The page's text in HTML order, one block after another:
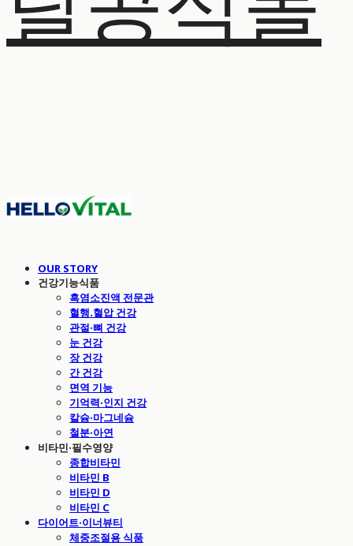
OUR STORY
건강기능식품
흑염소진액 전문관
혈행.혈압 건강
관절·뼈 건강
눈 건강
장 건강
간 건강
면역 기능
기억력·인지 건강
칼슘·마그네슘
철분·아연
비타민·필수영양
종합비타민
비타민 B
비타민 D
비타민 C
다이어트·이너뷰티
체중조절용 식품